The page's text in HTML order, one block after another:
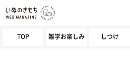
TOP 雑学お楽しみ しつけ